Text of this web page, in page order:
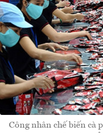
Công nhân chế biến cà